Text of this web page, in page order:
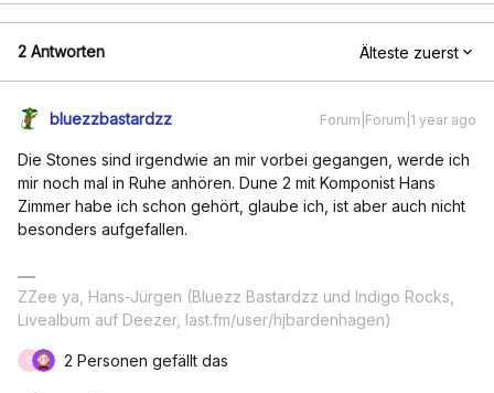
2 Antworten Älteste zuerst
bluezzbastardzz Forum|Forum|1 year ago
Die Stones sind irgendwie an mir vorbei gegangen, werde ich
mir noch mal in Ruhe anhören. Dune 2 mit Komponist Hans
Zimmer habe ich schon gehört, glaube ich, ist aber auch nicht
besonders aufgefallen.
ZZee ya, Hans-Jürgen (Bluezz Bastardzz und Indigo Rocks,
Livealbum auf Deezer, last.fm/user/hjbardenhagen)
O 2 Personen gefällt das